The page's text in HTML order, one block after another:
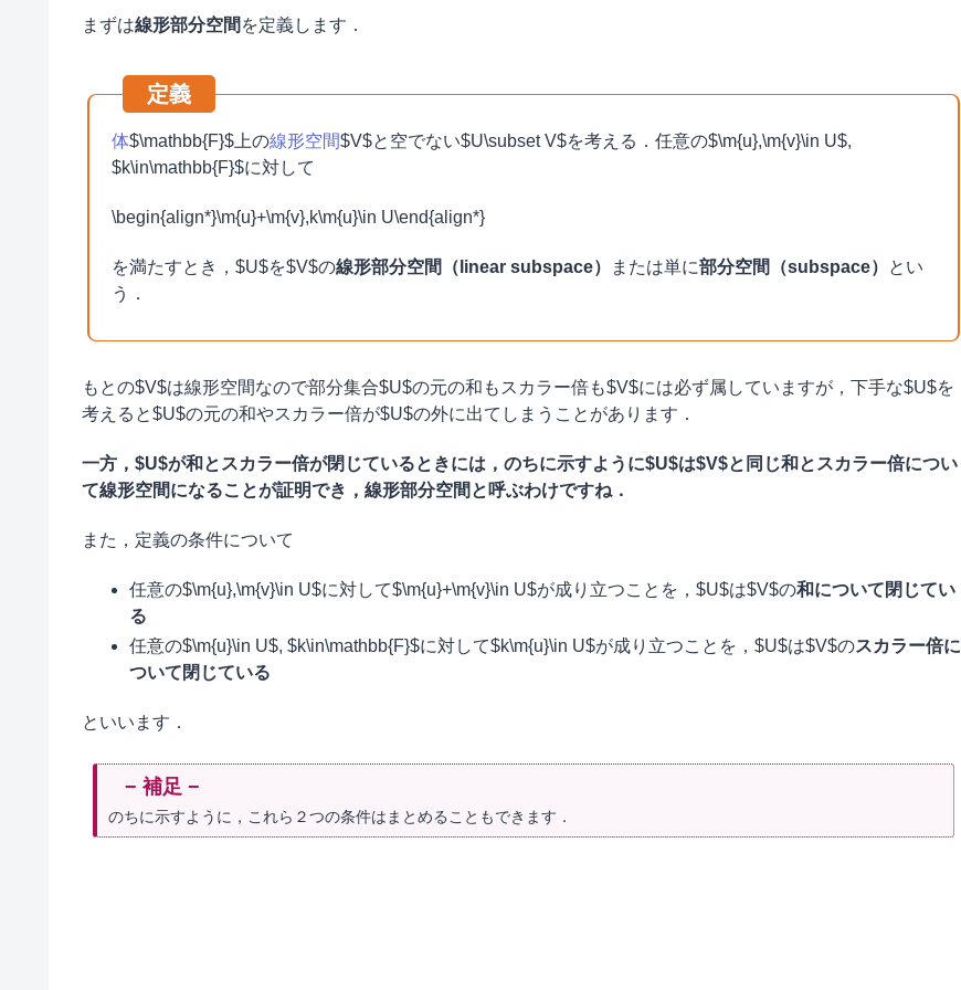
まずは線形部分空間 を定義します．
体$\mathbb{F}$上の線形空間$V$と空でない$U\subset V$を考える．任意の$\m{u},\m{v}\in U$,
$k\in\mathbb{F}$に対して
\begin{align*}\m{u}+\m{v},k\m{u}\in U\end{align*}
を満たすとき，$U$を$V$の線形部分空間（linear subspace） または単に部分空間（subspace）
とい
う．
もとの$V$は線形空間なので部分集合$U$の元の和もスカラー倍も$V$には必ず属していますが，下手な$U$を
考えると$U$の元の和やスカラー倍が$U$の外に出てしまうことがあります．
一方，$U$が和とスカラー倍が閉じているときには，のちに示すように$U$は$V$と同じ和とスカラー倍につい
て線形空間になることが証明でき，線形部分空間と呼ぶわけですね．
また，定義の条件について
任意の$\m{u},\m{v}\in U$に対して$\m{u}+\m{v}\in U$が成り立つことを，$U$は$V$の和について閉じてい
る
任意の$\m{u}\in U$, $k\in\mathbb{F}$に対して$k\m{u}\in U$が成り立つことを，$U$は$V$のスカラー倍に
ついて閉じている
といいます．
のちに示すように，これら２つの条件はまとめることもできます．